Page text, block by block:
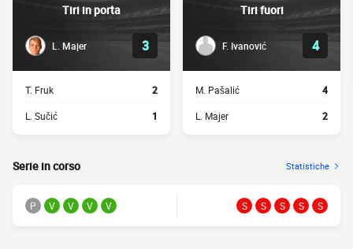
Tiri in porta
L. Majer 3
T. Fruk 2
L. Sučić 1
Tiri fuori
F. Ivanović 4
M. Pašalić 4
L. Majer 2
Serie in corso Statistiche
P V V V V S S S S S